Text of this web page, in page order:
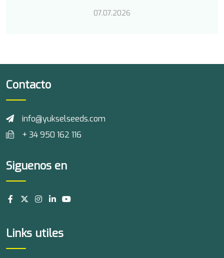
07.07.2026
Contacto
info@yukselseeds.com
+ 34 950 162 116
Siguenos en
Links utiles